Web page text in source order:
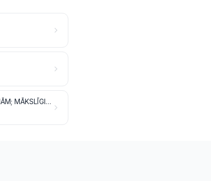
APSTRĀDĀTAS SPALVAS UN DŪNAS UN IZSTRĀDĀJUMI NO SPALVĀM VAI DŪNĀM; MĀKSLĪGIE ZIEDI; IZSTRĀDĀJUMI NO CILVĒKU MATIEM